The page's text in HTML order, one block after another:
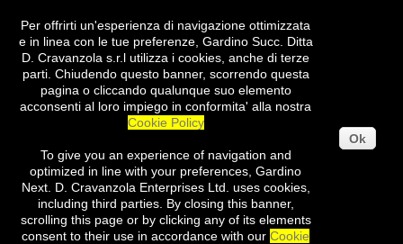
Per offrirti un'esperienza di navigazione ottimizzata
e in linea con le tue preferenze, Gardino Succ. Ditta
D. Cravanzola s.r.l utilizza i cookies, anche di terze
parti. Chiudendo questo banner, scorrendo questa
pagina o cliccando qualunque suo elemento
acconsenti al loro impiego in conformita' alla nostra
Cookie Policy
To give you an experience of navigation and
optimized in line with your preferences Gardino
Next. D. Cravanzola Enterprises Ltd. uses cookies,
including third parties. By closing this banner,
scrolling this page or by clicking any of its elements
consent to their use in accordance with our Cookie
Ok